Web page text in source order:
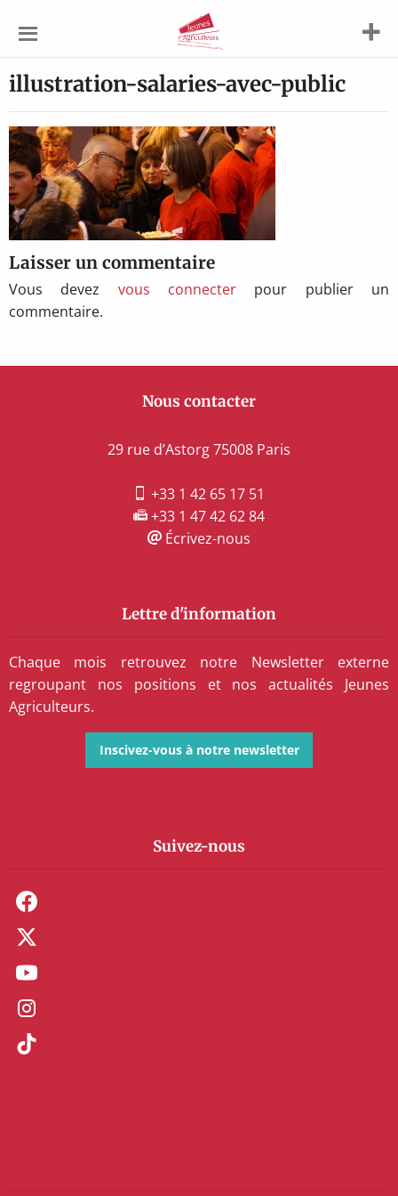
Agriculteurs
illustration-salaries-avec-public
Laisser un commentaire
Vous devez vous connecter pour publier un
commentaire.
Nous contacter
29 rue d’Astorg 75008 Paris
+33 1 42 65 17 51
+33 1 47 42 62 84
Écrivez-nous
Lettre d'information
Chaque mois retrouvez notre Newsletter externe
regroupant nos positions et nos actualités Jeunes
Agriculteurs.
Inscivez-vous à notre newsletter
Suivez-nous